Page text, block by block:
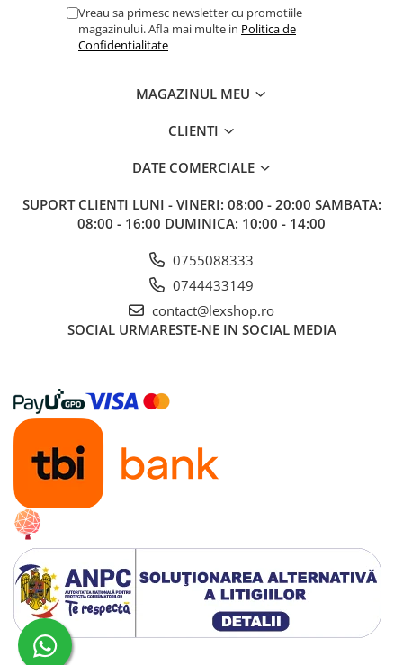
Teren
Decoratiuni si accesorii
Ghiozdane si rechizite
Lego Architecture
Lego Art
Lego Boost
Lego Bluey
Lego City
Lego Classic
Lego Colectia Botanica
Lego Creator
Lego Creator Expert
Lego DC Super Heroes
Vreau sa primesc newsletter cu promotiile
magazinului. Afla mai multe in Politica de
Confidentialitate
MAGAZINUL MEU
CLIENTI
DATE COMERCIALE
SUPORT CLIENTI LUNI - VINERI: 08:00 - 20:00 SAMBATA:
08:00 - 16:00 DUMINICA: 10:00 - 14:00
0755088333
0744433149
contact@lexshop.ro
SOCIAL URMARESTE-NE IN SOCIAL MEDIA